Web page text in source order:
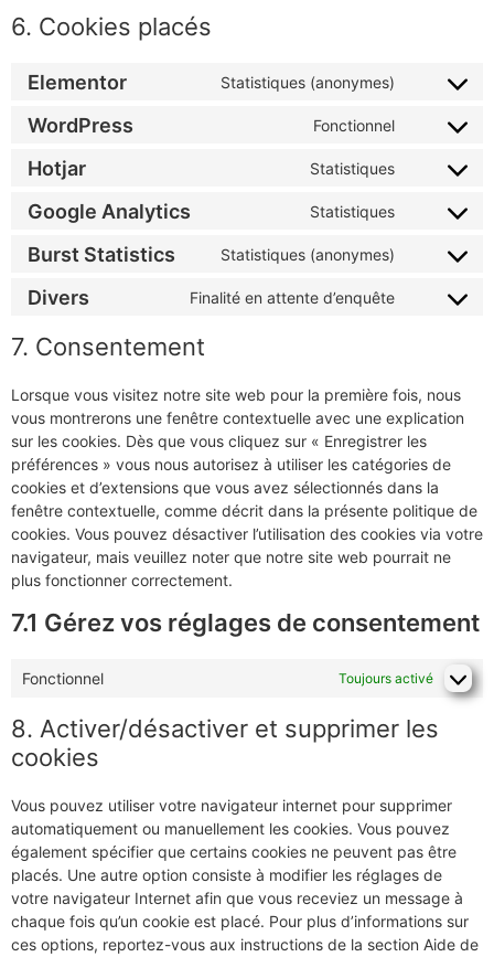
6. Cookies placés
Elementor Statistiques (anonymes)
WordPress Fonctionnel
Hotjar Statistiques
Google Analytics Statistiques
Burst Statistics Statistiques (anonymes)
Divers Finalité en attente d’enquête
7. Consentement
Lorsque vous visitez notre site web pour la première fois, nous
vous montrerons une fenêtre contextuelle avec une explication
sur les cookies. Dès que vous cliquez sur « Enregistrer les
préférences » vous nous autorisez à utiliser les catégories de
cookies et d’extensions que vous avez sélectionnés dans la
fenêtre contextuelle, comme décrit dans la présente politique de
cookies. Vous pouvez désactiver l’utilisation des cookies via votre
navigateur, mais veuillez noter que notre site web pourrait ne
plus fonctionner correctement.
7.1 Gérez vos réglages de consentement
Fonctionnel Toujours activé
8. Activer/désactiver et supprimer les
cookies
Vous pouvez utiliser votre navigateur internet pour supprimer
automatiquement ou manuellement les cookies. Vous pouvez
également spécifier que certains cookies ne peuvent pas être
placés. Une autre option consiste à modifier les réglages de
votre navigateur Internet afin que vous receviez un message à
chaque fois qu’un cookie est placé. Pour plus d’informations sur
ces options, reportez-vous aux instructions de la section Aide de